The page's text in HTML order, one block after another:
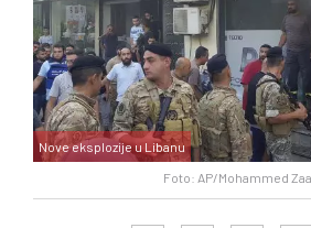
Foto: AP/Mohammed
Nove eksplozije u Libanu